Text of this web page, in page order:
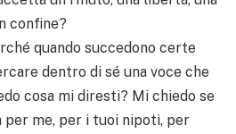
confine?
quando succedono certe
dentro di sé una voce che
cosa mi diresti? Mi chiedo se
per me, per i tuoi nipoti, per